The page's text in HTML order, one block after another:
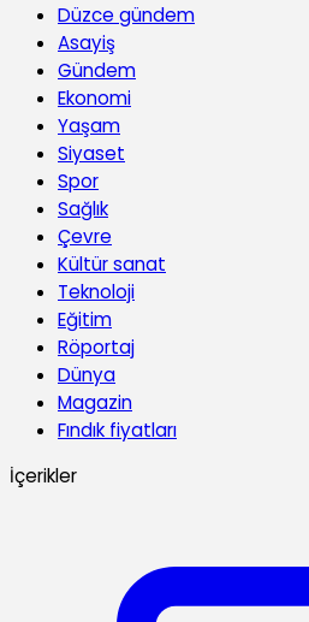
Düzce gündem
Asayiş
Gündem
Ekonomi
Yaşam
Siyaset
Spor
Sağlık
Çevre
Kültür sanat
Teknoloji
Eğitim
Röportaj
Dünya
Magazin
Fındık fiyatları
İçerikler